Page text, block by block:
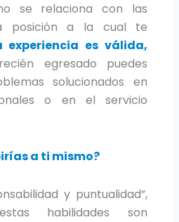
se relaciona con las
posición a la cual te
experiencia es válida,
egresado puedes
solucionados en
o en el servicio
a ti mismo?
y puntualidad”,
habilidades son